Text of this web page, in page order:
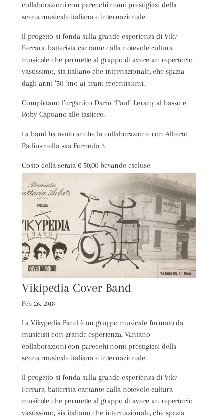
collaborazioni con parecchi nomi prestigiosi della
scena musicale italiana e internazionale.
Il progetto si fonda sulla grande esperienza di Viky
Ferrara, batterista cantante dalla notevole cultura
musicale che permette al gruppo di avere un repertorio
vastissimo, sia italiano che internazionale, che spazia
dagli anni ’50 fino ai brani recentissimi.
Completano l’organico Dario “Paul” Lerany al basso e
Roby Capuano alle tastiere.
La band ha avuto anche la collaborazione con Alberto
Radius nella sua Formula 3
Costo della serata € 50,00 bevande escluse
Vikipedia Cover Band
Feb 26, 2018
La Vikypedia Band è un gruppo musicale formato da
musicisti con grande esperienza. Vantano
collaborazioni con parecchi nomi prestigiosi della
scena musicale italiana e internazionale.
Il progetto si fonda sulla grande esperienza di Viky
Ferrara, batterista cantante dalla notevole cultura
musicale che permette al gruppo di avere un repertorio
vastissimo, sia italiano che internazionale, che spazia